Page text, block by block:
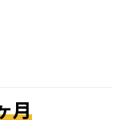
月